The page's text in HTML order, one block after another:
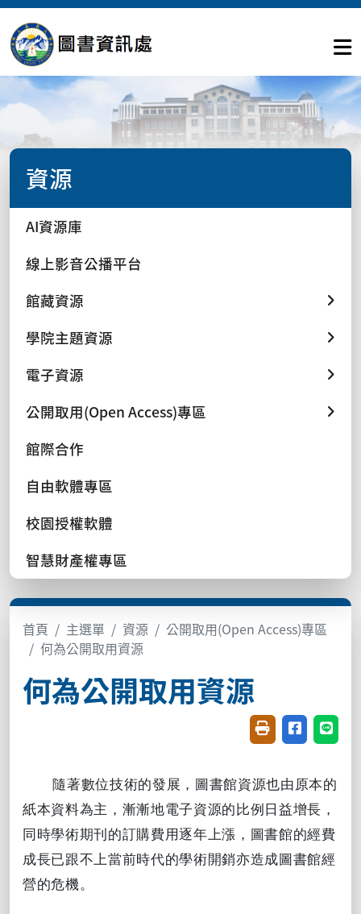
資源
AI資源庫
線上影音公播平台
館藏資源
學院主題資源
電子資源
公開取用(Open Access)專區
館際合作
自由軟體專區
校園授權軟體
智慧財產權專區
首頁 主選單 資源
公開取用(Open Access)專區
何為公開取用資源
何為公開取用資源
友善列印(開新視
分享至臉書
分享
隨著數位技術的發展，圖書館資源也由原本的
紙本資料為主，漸漸地電子資源的比例日益增長，
同時學術期刊的訂購費用逐年上漲，圖書館的經費
成長已跟不上當前時代的學術開銷亦造成圖書館經
營的危機。